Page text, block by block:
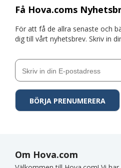
Få Hova.coms
För att få de allra senaste och
dig till vårt nyhetsbrev. Skriv in
Om Hova.com